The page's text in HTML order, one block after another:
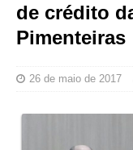
de crédito
Pimenteiras
26 de maio de 2017